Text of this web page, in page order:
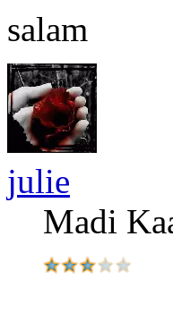
salam
julie
Madi